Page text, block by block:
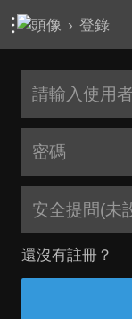
› 登錄
安全提問(未
還沒有註冊？